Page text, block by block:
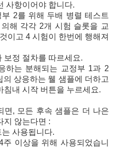
사항이어야 합니다.
2를 위해 두배 병렬 테스트
해 각각 2개 시험 슬롯을 교
이고 4 시험이 한번에 행해져
보정 절차를 따르세요.
하는 분해되는 교정부 1과 2
상응하는 웰 샘플에 더하고
침내 시작 버튼을 누르세요.
면, 모든 후속 샘플은 더 나은
지 않는다면 :
사용됩니다.
이상을 위해 사용되었습니